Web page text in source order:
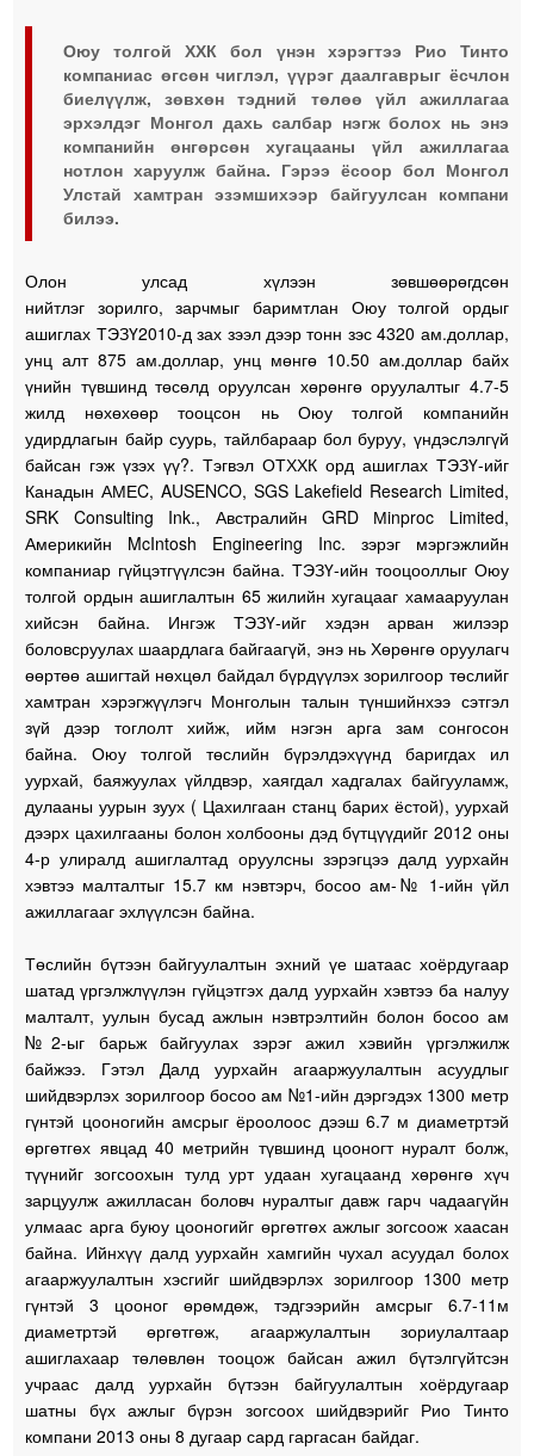
Оюу толгой ХХК бол үнэн хэрэгтээ Рио Тинто
компаниас өгсөн чиглэл, үүрэг даалгаврыг ёсчлон
биелүүлж, зөвхөн тэдний төлөө үйл ажиллагаа
эрхэлдэг Монгол дахь салбар нэгж болох нь энэ
компанийн өнгөрсөн хугацааны үйл ажиллагаа
нотлон харуулж байна. Гэрээ ёсоор бол Монгол
Улстай хамтран эзэмшихээр байгуулсан компани
билээ.
Олон улсад хүлээн зөвшөөрөгдсөн
нийтлэг зорилго, зарчмыг баримтлан Оюу толгой ордыг
ашиглах ТЭЗҮ2010-д зах зээл дээр тонн зэс 4320 ам.доллар,
унц алт 875 ам.доллар, унц мөнгө 10.50 ам.доллар байх
үнийн түвшинд төсөлд оруулсан хөрөнгө оруулалтыг 4.7-5
жилд нөхөхөөр тооцсон нь Оюу толгой компанийн
удирдлагын байр суурь, тайлбараар бол буруу, үндэслэлгүй
байсан гэж үзэх үү?. Тэгвэл ОТХХК орд ашиглах ТЭЗҮ-ийг
Канадын АМЕC, AUSENCO, SGS Lakefield Research Limited,
SRK Consulting Ink., Австралийн GRD Мinproc Limited,
Америкийн McIntosh Engineering Inc. зэрэг мэргэжлийн
компаниар гүйцэтгүүлсэн байна. ТЭЗҮ-ийн тооцооллыг Оюу
толгой ордын ашиглалтын 65 жилийн хугацааг хамааруулан
хийсэн байна. Ингэж ТЭЗҮ-ийг хэдэн арван жилээр
боловсруулах шаардлага байгаагүй, энэ нь Хөрөнгө оруулагч
өөртөө ашигтай нөхцөл байдал бүрдүүлэх зорилгоор төслийг
хамтран хэрэгжүүлэгч Монголын талын түншийнхээ сэтгэл
зүй дээр тоглолт хийж, ийм нэгэн арга зам сонгосон
байна. Оюу толгой төслийн бүрэлдэхүүнд баригдах ил
уурхай, баяжуулах үйлдвэр, хаягдал хадгалах байгууламж,
дулааны уурын зуух ( Цахилгаан станц барих ёстой), уурхай
дээрх цахилгааны болон холбооны дэд бүтцүүдийг 2012 оны
4-р улиралд ашиглалтад оруулсны зэрэгцээ далд уурхайн
хэвтээ малталтыг 15.7 км нэвтэрч, босоо ам-№ 1-ийн үйл
ажиллагааг эхлүүлсэн байна.
Төслийн бүтээн байгуулалтын эхний үе шатаас хоёрдугаар
шатад үргэлжлүүлэн гүйцэтгэх далд уурхайн хэвтээ ба налуу
малталт, уулын бусад ажлын нэвтрэлтийн болон босоо ам
№2-ыг барьж байгуулах зэрэг ажил хэвийн үргэлжилж
байжээ. Гэтэл Далд уурхайн агааржуулалтын асуудлыг
шийдвэрлэх зорилгоор босоо ам №1-ийн дэргэдэх 1300 метр
гүнтэй цооногийн амсрыг ёроолоос дээш 6.7 м диаметртэй
өргөтгөх явцад 40 метрийн түвшинд цооногт нуралт болж,
түүнийг зогсоохын тулд урт удаан хугацаанд хөрөнгө хүч
зарцуулж ажилласан боловч нуралтыг давж гарч чадаагүйн
улмаас арга буюу цооногийг өргөтгөх ажлыг зогсоож хаасан
байна. Ийнхүү далд уурхайн хамгийн чухал асуудал болох
агааржуулалтын хэсгийг шийдвэрлэх зорилгоор 1300 метр
гүнтэй 3 цооног өрөмдөж, тэдгээрийн амсрыг 6.7-11м
диаметртэй өргөтгөж, агааржулалтын зориулалтаар
ашиглахаар төлөвлөн тооцож байсан ажил бүтэлгүйтсэн
учраас далд уурхайн бүтээн байгуулалтын хоёрдугаар
шатны бүх ажлыг бүрэн зогсоох шийдвэрийг Рио Тинто
компани 2013 оны 8 дугаар сард гаргасан байдаг.